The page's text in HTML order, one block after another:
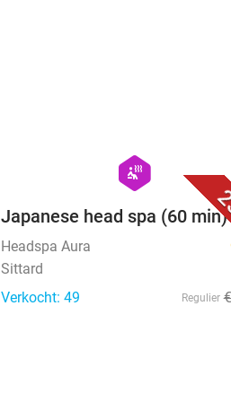
hexagon
wellness
Japanese head spa (60 min)
Headspa Aura
Sittard
Verkocht: 49
Regulier